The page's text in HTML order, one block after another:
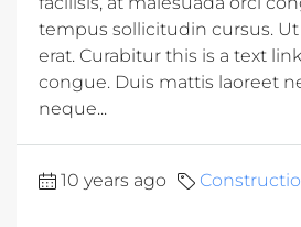
tempus sollicitudin cursus.
erat. Curabitur this is a text
congue. Duis mattis laoreet
neque...
10 years ago